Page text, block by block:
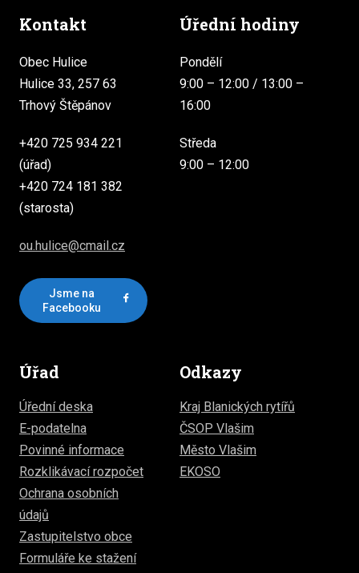
Kontakt
Obec Hulice
Hulice 33, 257 63
Trhový Štěpánov
+420 725 934 221
(úřad)
+420 724 181 382
(starosta)
ou.hulice@cmail.cz
Jsme na
Facebooku
Úřední hodiny
Pondělí
9:00 – 12:00 / 13:00 –
16:00
Středa
9:00 – 12:00
Úřad
Úřední deska
E-podatelna
Povinné informace
Rozklikávací rozpočet
Ochrana osobních
údajů
Zastupitelstvo obce
Formuláře ke stažení
Odkazy
Kraj Blanických rytířů
ČSOP Vlašim
Město Vlašim
EKOSO